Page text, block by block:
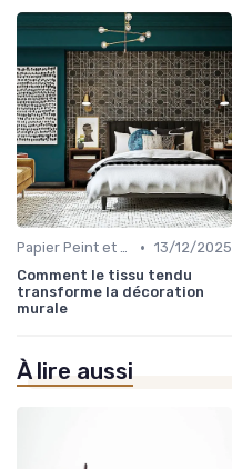
Papier Peint et Revêtements Muraux • 13/12/2025
Comment le tissu tendu
transforme la décoration
murale
À lire aussi